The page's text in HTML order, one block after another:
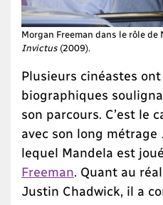
Morgan Freeman dans le rôle
Invictus (2009).
Plusieurs cinéastes
biographiques
son parcours. C’est le
avec son long métrage
lequel Mandela est
Freeman . Quant au
Justin Chadwick, il a